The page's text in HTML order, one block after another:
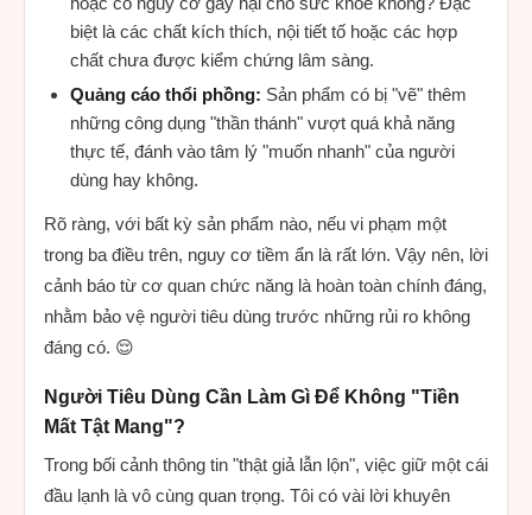
biệt là các chất kích thích, nội tiết tố hoặc các hợp
chất chưa được kiểm chứng lâm sàng.
Quảng cáo thổi phồng: Sản phẩm có bị "vẽ" thêm
những công dụng "thần thánh" vượt quá khả năng
thực tế, đánh vào tâm lý "muốn nhanh" của người
dùng hay không.
Rõ ràng, với bất kỳ sản phẩm nào, nếu vi phạm một
trong ba điều trên, nguy cơ tiềm ẩn là rất lớn. Vậy nên, lời
cảnh báo từ cơ quan chức năng là hoàn toàn chính đáng,
nhằm bảo vệ người tiêu dùng trước những rủi ro không
đáng có. 😌
Người Tiêu Dùng Cần Làm Gì Để Không "Tiền
Mất Tật Mang"?
Trong bối cảnh thông tin "thật giả lẫn lộn", việc giữ một cái
đầu lạnh là vô cùng quan trọng. Tôi có vài lời khuyên